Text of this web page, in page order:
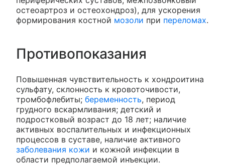
остеоартроз и остеохондроз), для ускорения
формирования костной мозоли при переломах.
Противопоказания
Повышенная чувствительность к хондроитина
сульфату, склонность к кровоточивости,
тромбофлебиты; беременность, период
грудного вскармливания; детский и
подростковый возраст до 18 лет; наличие
активных воспалительных и инфекционных
процессов в суставе, наличие активного
заболевания кожи и кожной инфекции в
области предполагаемой инъекции.